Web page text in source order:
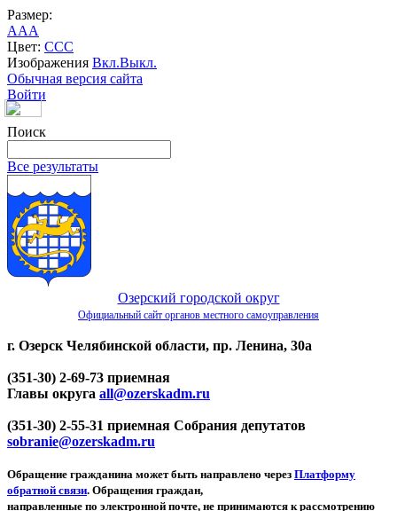
Размер:
AAA
Цвет: CCC
Изображения Вкл.Выкл.
Обычная версия сайта
Войти
Поиск
Все результаты
Озерский городской округ
Официальный сайт органов местного самоуправления
г. Озерск Челябинской области, пр. Ленина, 30а
(351-30) 2-69-73 приемная
Главы округа all@ozerskadm.ru
(351-30) 2-55-31 приемная Собрания депутатов
sobranie@ozerskadm.ru
Обращение гражданина может быть направлено через Платформу
обратной связи. Обращения граждан,
направленные по электронной почте, не принимаются к рассмотрению